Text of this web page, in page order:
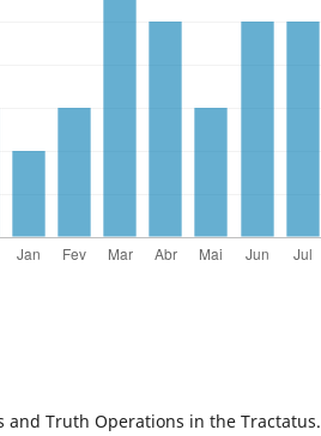
and Truth Operations in the Tractatus.